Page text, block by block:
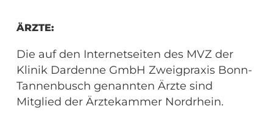
ÄRZTE:
Die auf den Internetseiten des MVZ der
Klinik Dardenne GmbH Zweigpraxis Bonn-
Tannenbusch genannten Ärzte sind
Mitglied der Ärztekammer Nordrhein.